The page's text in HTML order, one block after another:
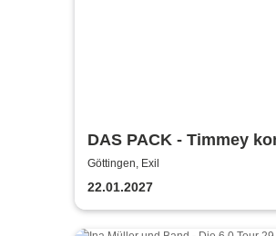
DAS PACK - Timmey
nach Hause
Göttingen, Exil
22.01.2027